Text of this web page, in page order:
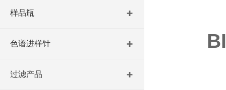
样品瓶
色谱进样针
过滤产品